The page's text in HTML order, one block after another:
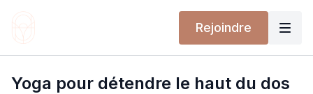
Rejoindre
Yoga pour détendre le haut du dos